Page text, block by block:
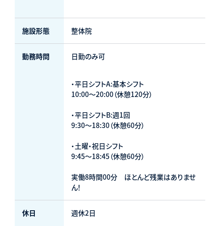
施設形態 整体院
動務時問 日勤のみ可
・平日シフトA:基本シフト
10:00～20:00（休憩120分）
・平日シフトB:週1回
9:30～18:30（休憩60分）
・土曜・祝日シフト
9:45～18:45（休憩60分）
実働8時間00分 ほとんど残業はありませ
ん！
休日 週休2日